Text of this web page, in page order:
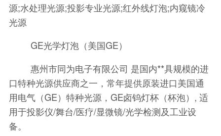
源;水处理光源;投影专业光源;红外线灯泡;内窥镜冷
光源
GE光学灯泡（美国GE）
惠州市同为电子有限公司 是国内**具规模的进
口特种光源供应商之一，常年提供原装进口美国通
用电气（GE）特种光源，GE卤钨灯杯（杯泡）, 适
用于投影仪/舞台/医疗/显微镜/光学检测及工业设
备。